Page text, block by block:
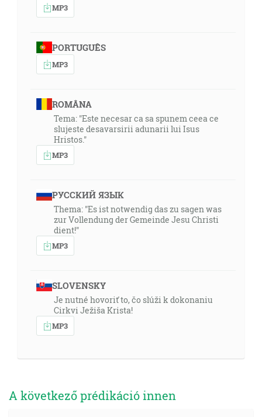
MP3
PORTUGUÊS
MP3
ROMÂNA
Tema: "Este necesar ca sa spunem ceea ce
slujeste desavarsirii adunarii lui Isus
Hristos."
MP3
РУССКИЙ ЯЗЫК
Thema: "Es ist notwendig das zu sagen was
zur Vollendung der Gemeinde Jesu Christi
dient!"
MP3
SLOVENSKY
Je nutné hovoriť to, čo slúži k dokonaniu
Cirkvi Ježiša Krista!
MP3
A következő prédikáció innen